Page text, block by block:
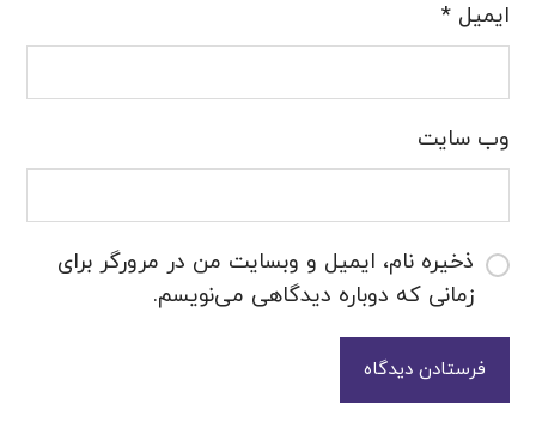
ایمیل*
وب‌ سایت
ذخیره نام، ایمیل و وبسایت من در مرورگر برای
زمانی که دوباره دیدگاهی می‌نویسم.
فرستادن دیدگاه